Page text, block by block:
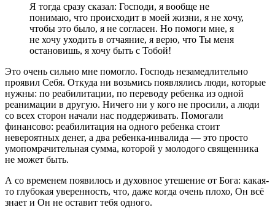
Я тогда сразу сказал: Господи, я вообще не
понимаю, что происходит в моей жизни, я не хочу,
чтобы это было, я не согласен. Но помоги мне, я
не хочу уходить в отчаяние, я верю, что Ты меня
остановишь, я хочу быть с Тобой!
Это очень сильно мне помогло. Господь незамедлительно
проявил Себя. Откуда ни возьмись появлялись люди, которые
нужны: по реабилитации, по переводу ребенка из одной
реанимации в другую. Ничего ни у кого не просили, а люди
со всех сторон начали нас поддерживать. Помогали
финансово: реабилитация на одного ребенка стоит
невероятных денег, а два ребенка-инвалида — это просто
умопомрачительная сумма, которой у молодого священника
не может быть.
А со временем появилось и духовное утешение от Бога: какая-
то глубокая уверенность, что, даже когда очень плохо, Он всё
знает и Он не оставит тебя одного.